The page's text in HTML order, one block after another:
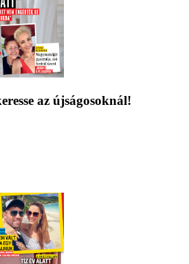
az újságosoknál!